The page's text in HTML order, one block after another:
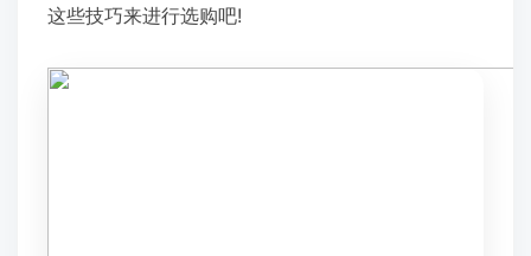
这些技巧来进行选购吧!